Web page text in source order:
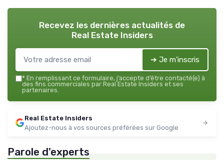
Recevez les dernières actualités de
Real Estate Insiders
➔ Je m'inscris
* En remplissant ce formulaire, j’accepte d’être contacté(e) à
des fins commerciales par Real Estate Insiders et ses
partenaires.
Real Estate Insiders
Ajoutez-nous à vos sources préférées sur Google
Parole d'experts